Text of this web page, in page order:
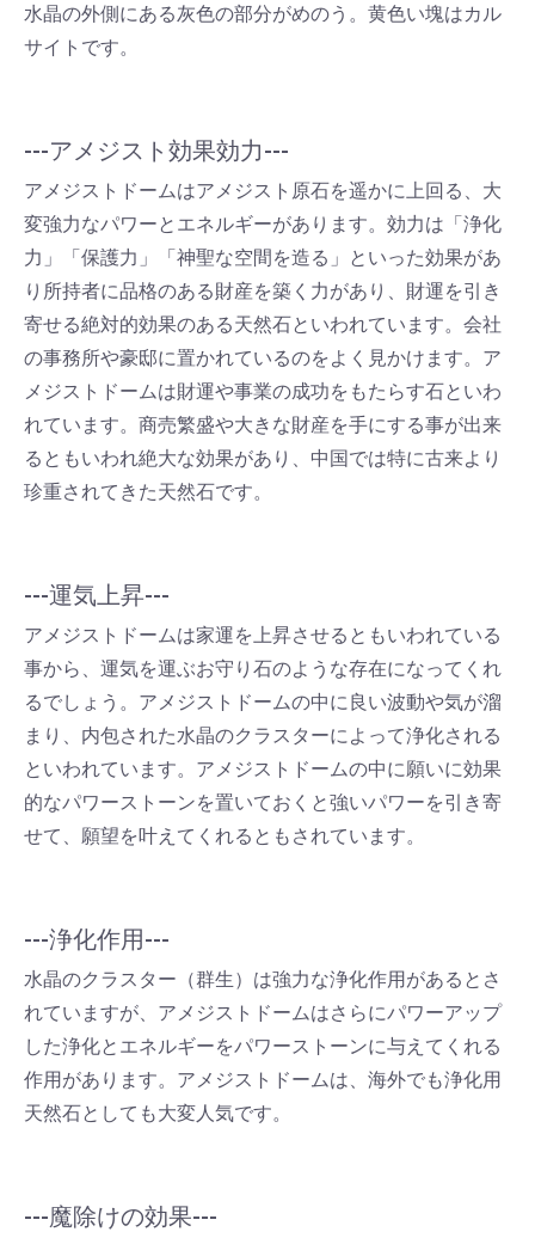
水晶の外側にある灰色の部分がめのう。黄色い塊はカル
サイトです。
---アメジスト効果効力---
アメジストドームはアメジスト原石を遥かに上回る、大
変強力なパワーとエネルギーがあります。効力は「浄化
力」「保護力」「神聖な空間を造る」といった効果があ
り所持者に品格のある財産を築く力があり、財運を引き
寄せる絶対的効果のある天然石といわれています。会社
の事務所や豪邸に置かれているのをよく見かけます。ア
メジストドームは財運や事業の成功をもたらす石といわ
れています。商売繁盛や大きな財産を手にする事が出来
るともいわれ絶大な効果があり、中国では特に古来より
珍重されてきた天然石です。
---運気上昇---
アメジストドームは家運を上昇させるともいわれている
事から、運気を運ぶお守り石のような存在になってくれ
るでしょう。アメジストドームの中に良い波動や気が溜
まり、内包された水晶のクラスターによって浄化される
といわれています。アメジストドームの中に願いに効果
的なパワーストーンを置いておくと強いパワーを引き寄
せて、願望を叶えてくれるともされています。
---浄化作用---
水晶のクラスター（群生）は強力な浄化作用があるとさ
れていますが、アメジストドームはさらにパワーアップ
した浄化とエネルギーをパワーストーンに与えてくれる
作用があります。アメジストドームは、海外でも浄化用
天然石としても大変人気です。
---魔除けの効果---